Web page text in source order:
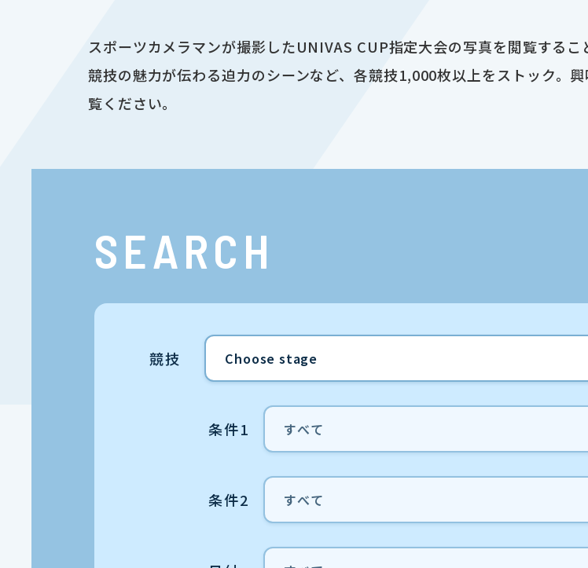
スポーツカメラマンが撮影したUNIVAS CUP指定大会の写真を閲覧する
競技の魅力が伝わる迫力のシーンなど、各競技1,000枚以上をストック。
覧ください。
SEARCH
競技
条件1
条件2